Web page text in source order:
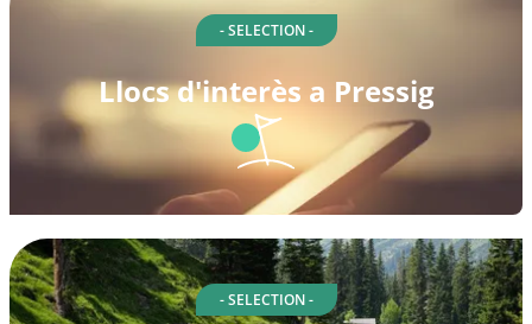
- SELECTION -
Llocs d'interès a Pressig
- SELECTION -